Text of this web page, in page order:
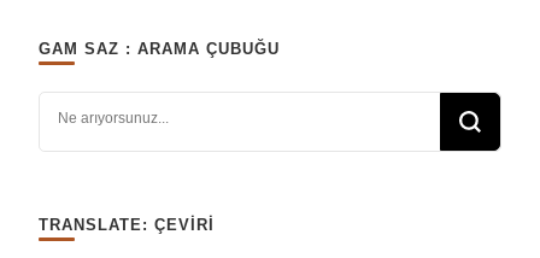
GAM SAZ : ARAMA ÇUBUĞU
TRANSLATE: ÇEVIRI